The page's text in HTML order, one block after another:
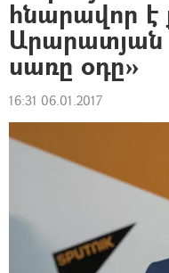
հնարավոր է
Արարատյան
սառը օդը»
16:31 06.01.2017